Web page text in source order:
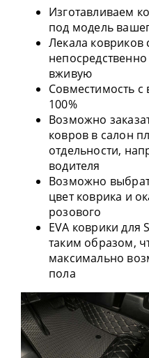
Изготавливаем
под модель
Лекала ковриков
вживую
Совместимость
100%
Возможно
ковров в салон
отдельности,
водителя
Возможно
цвет коврика и
розового
EVA коврики для
таким образом,
максимально
пола